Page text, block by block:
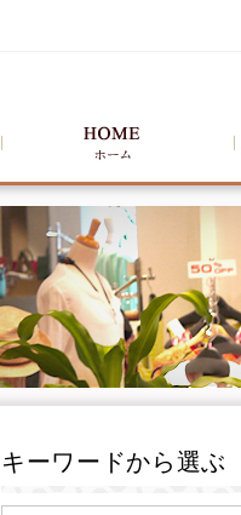
キーワードから選ぶ